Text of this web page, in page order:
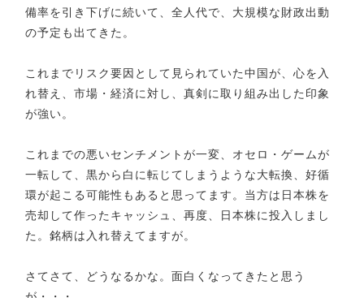
備率を引き下げに続いて、全人代で、大規模な財政出動
の予定も出てきた。
これまでリスク要因として見られていた中国が、心を入
れ替え、市場・経済に対し、真剣に取り組み出した印象
が強い。
これまでの悪いセンチメントが一変、オセロ・ゲームが
一転して、黒から白に転じてしまうような大転換、好循
環が起こる可能性もあると思ってます。当方は日本株を
売却して作ったキャッシュ、再度、日本株に投入しまし
た。銘柄は入れ替えてますが。
さてさて、どうなるかな。面白くなってきたと思う